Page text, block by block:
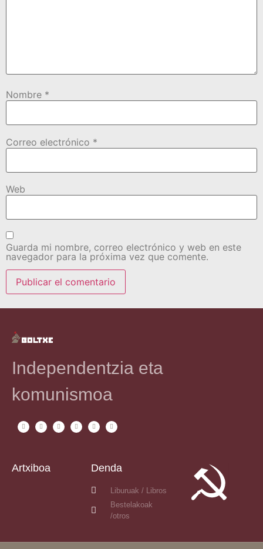
Nombre *
Correo electrónico *
Web
Guarda mi nombre, correo electrónico y web en este
navegador para la próxima vez que comente.
Independentzia eta
komunismoa
Artxiboa Denda
Liburuak / Libros
Bestelakoak
/otros